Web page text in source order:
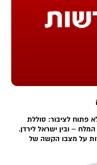
פתוח לציבור: סוללת
– ובין ישראל לירדן.
על מצבו הקשה של